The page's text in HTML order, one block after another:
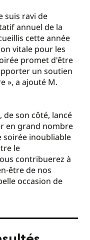
suis ravi de
annuel de la
cette année
vitale pour les
promet d'être
un soutien
», a ajouté M.
de son côté, lancé
en grand nombre
soirée inoubliable
le
contribuerez à
être de nos
occasion de